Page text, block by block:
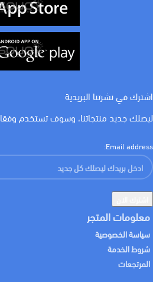
اشترك في نشرتنا البريدية
ليصلك جديد منتجاتنا، وسوف تستخدم وفقا
Email address:
معلومات المتجر
سياسة الخصوصية
شروط الخدمة
المرتجعات